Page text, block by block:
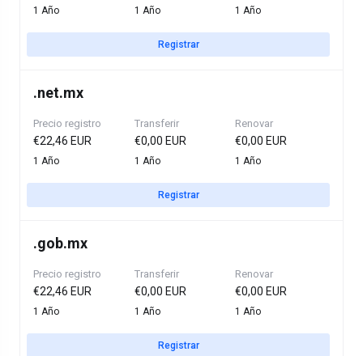
1 Año 1 Año 1 Año
Registrar
.net.mx
Precio registro
€22,46 EUR
1 Año
Transferir
€0,00 EUR
1 Año
Renovar
€0,00 EUR
1 Año
Registrar
.gob.mx
Precio registro
€22,46 EUR
1 Año
Transferir
€0,00 EUR
1 Año
Renovar
€0,00 EUR
1 Año
Registrar